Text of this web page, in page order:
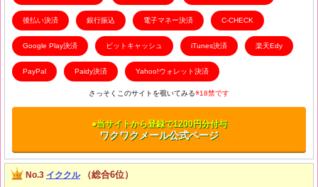
後払い決済 銀行振込 電子マネー決済 C-CHECK
Google Play決済 ビットキャッシュ iTunes決済 楽天Edy
PayPal Paidy決済 Yahoo!ウォレット決済
さっそくこのサイトを覗いてみる※18禁です
●当サイトから登録で1200円分付与
ワクワクメール公式ページ
No.3 イククル （総合6位）